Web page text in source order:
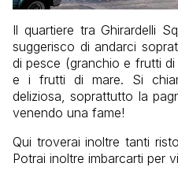
Il quartiere tra Ghirardelli
suggerisco di andarci
di pesce (granchio e frutti
e i frutti di mare. Si
deliziosa, soprattutto la
venendo una fame!
Qui troverai inoltre tanti
Potrai inoltre imbarcarti per